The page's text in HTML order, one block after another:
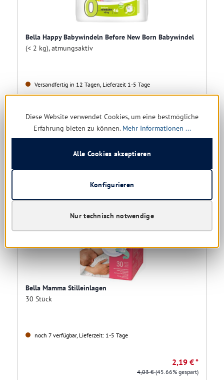
Bella Happy Babywindeln Before New Born Babywindel
(< 2 kg), atmungsaktiv
Versandfertig in 12 Tagen, Lieferzeit 1-5 Tage
Details
Restposten
Bella Mamma Stilleinlagen
30 Stück
noch 7 verfügbar, Lieferzeit: 1-5 Tage
2,19 € *
4,03 €(45.66% gespart)
Diese Website verwendet Cookies, um eine bestmögliche
Erfahrung bieten zu können. Mehr Informationen ...
Nur technisch notwendige
Konfigurieren
Alle Cookies akzeptieren